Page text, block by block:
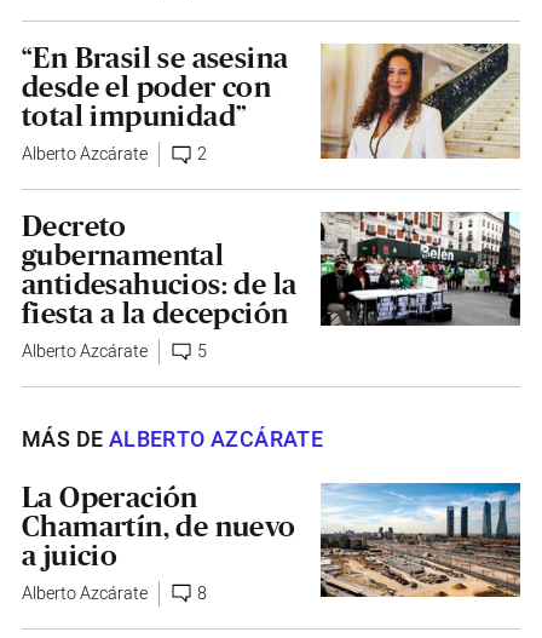
“En Brasil se asesina
desde el poder con
total impunidad”
Alberto Azcárate 2
Decreto
gubernamental
antidesahucios: de la
fiesta a la decepción
Alberto Azcárate 5
MÁS DEALBERTO AZCÁRATE
La Operación
Chamartín, de nuevo
a juicio
Alberto Azcárate 8